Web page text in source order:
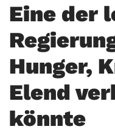
Eine der
Hunger,
Elend
könnte